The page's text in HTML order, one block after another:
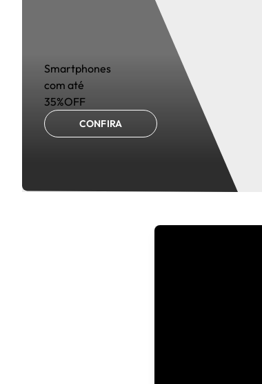
Smartphones
com até
35%OFF
CONFIRA